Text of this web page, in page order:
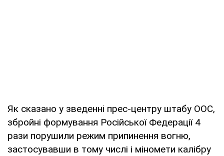
Як сказано у зведенні прес-центру штабу ООС,
збройні формування Російської Федерації 4
рази порушили режим припинення вогню,
застосувавши в тому числі і міномети калібру